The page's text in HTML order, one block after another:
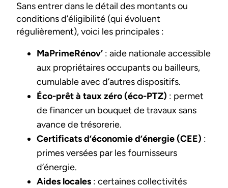
Sans entrer dans le détail des montants ou
conditions d’éligibilité (qui évoluent
régulièrement), voici les principales :
MaPrimeRénov’ : aide nationale accessible
aux propriétaires occupants ou bailleurs,
cumulable avec d’autres dispositifs.
Éco-prêt à taux zéro (éco-PTZ) : permet
de financer un bouquet de travaux sans
avance de trésorerie.
Certificats d’économie d’énergie (CEE) :
primes versées par les fournisseurs
d’énergie.
Aides locales : certaines collectivités